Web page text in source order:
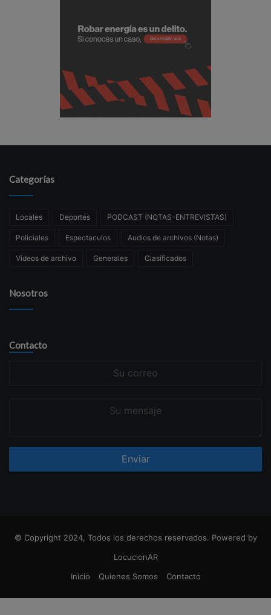
Categorías
Locales Deportes PODCAST (NOTAS-ENTREVISTAS)
Policiales Espectaculos Audios de archivos (Notas)
Videos de archivo Generales Clasificados
Nosotros
Contacto
© Copyright 2024, Todos los derechos reservados. Powered by
LocucionAR
Inicio
Quienes Somos Contacto